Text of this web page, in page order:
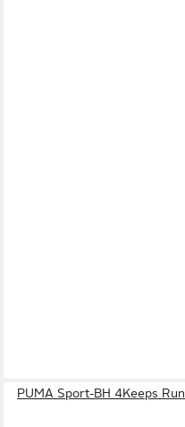
PUMA Sport-BH 4Keeps Run